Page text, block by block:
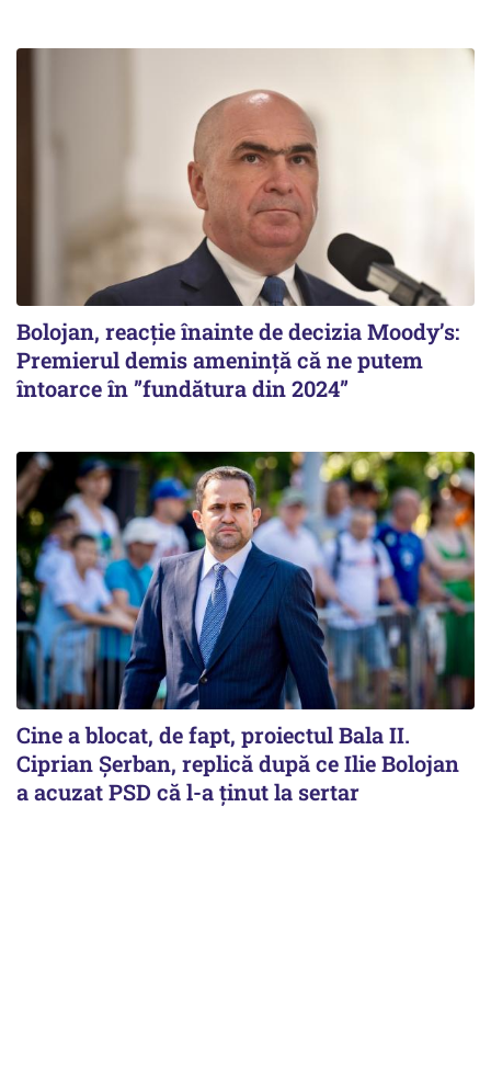
Bolojan, reacție înainte de decizia Moody’s:
Premierul demis amenință că ne putem
întoarce în ”fundătura din 2024”
Cine a blocat, de fapt, proiectul Bala II.
Ciprian Șerban, replică după ce Ilie Bolojan
a acuzat PSD că l-a ținut la sertar